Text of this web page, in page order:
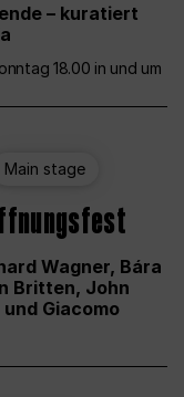
– kuratiert
18.00 in und um
Main stage
Wagner, Bára
Britten, John
Giacomo